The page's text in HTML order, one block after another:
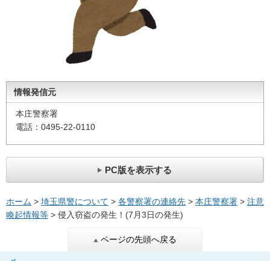
情報発信元
本庄警察署
電話：0495-22-0110
PC版を表示する
ホーム > 埼玉県警について > 各警察署の連絡先 > 本庄警察署 > 注意
喚起情報等 > 侵入窃盗の発生！(7月3日の発生)
ページの先頭へ戻る